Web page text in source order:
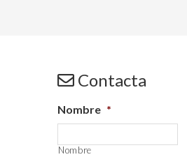
Contacta
Nombre *
Nombre